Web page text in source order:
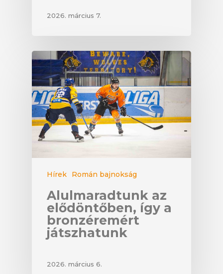
2026. március 7.
Hírek Román bajnokság
Alulmaradtunk az
elődöntőben, így a
bronzéremért
játszhatunk
2026. március 6.